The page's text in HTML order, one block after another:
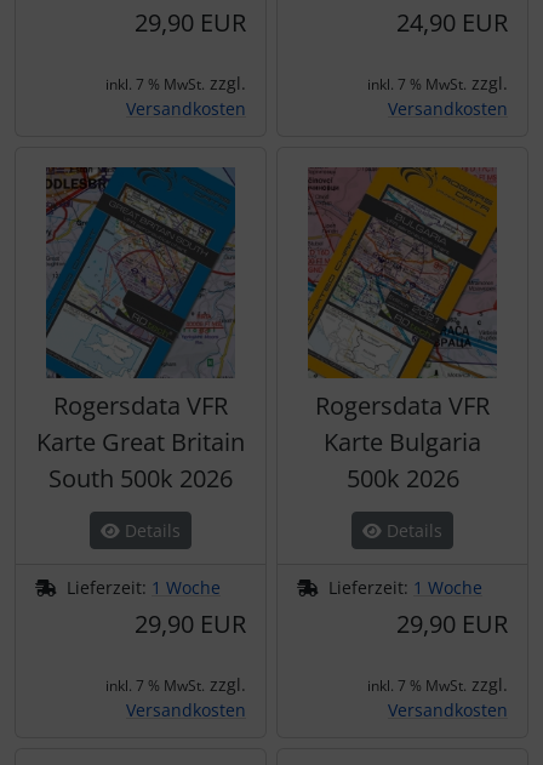
29,90 EUR
inkl. 7 % MwSt. zzgl.
Versandkosten
24,90 EUR
inkl. 7 % MwSt. zzgl.
Versandkosten
Rogersdata VFR
Karte Great Britain
South 500k 2026
Details
Lieferzeit: 1 Woche
29,90 EUR
inkl. 7 % MwSt. zzgl.
Versandkosten
Rogersdata VFR
Karte Bulgaria
500k 2026
Details
Lieferzeit: 1 Woche
29,90 EUR
inkl. 7 % MwSt. zzgl.
Versandkosten